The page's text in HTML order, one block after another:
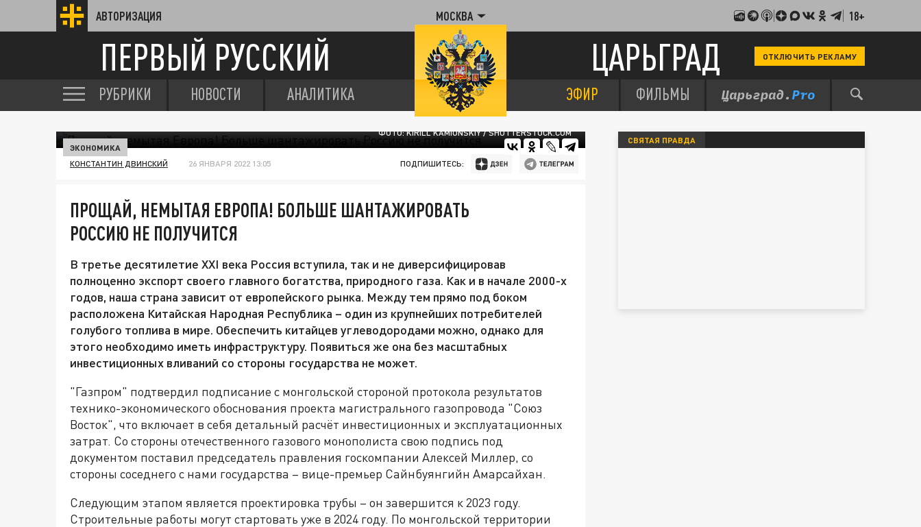
АВТОРИЗАЦИЯ МОСКВА 18+
ПЕРВЫЙ РУССКИЙ ЦАРЬГРАД ОТКЛЮЧИТЬ РЕКЛАМУ
РУБРИКИ НОВОСТИ АНАЛИТИКА ЭФИР ФИЛЬМЫ
ФОТО: KIRILL KAMIONSKIY / SHUTTERSTOCK.COM
ЭКОНОМИКА
КОНСТАНТИН ДВИНСКИЙ 26 ЯНВАРЯ 2022 13:05 ПОДПИШИТЕСЬ:
ПРОЩАЙ, НЕМЫТАЯ ЕВРОПА! БОЛЬШЕ ШАНТАЖИРОВАТЬ
РОССИЮ НЕ ПОЛУЧИТСЯ
В третье десятилетие XXI века Россия вступила, так и не диверсифицировав
полноценно экспорт своего главного богатства, природного газа. Как и в начале 2000-х
годов, наша страна зависит от европейского рынка. Между тем прямо под боком
расположена Китайская Народная Республика – один из крупнейших потребителей
голубого топлива в мире. Обеспечить китайцев углеводородами можно, однако для
этого необходимо иметь инфраструктуру. Появиться же она без масштабных
инвестиционных вливаний со стороны государства не может.
"Газпром" подтвердил подписание с монгольской стороной протокола результатов
технико-экономического обоснования проекта магистрального газопровода "Союз
Восток", что включает в себя детальный расчёт инвестиционных и эксплуатационных
затрат. Со стороны отечественного газового монополиста свою подпись под
документом поставил председатель правления госкомпании Алексей Миллер, со
стороны соседнего с нами государства – вице-премьер Сайнбуянгийн Амарсайхан.
Следующим этапом является проектировка трубы – он завершится к 2023 году.
Строительные работы могут стартовать уже в 2024 году. По монгольской территории
СВЯТАЯ ПРАВДА